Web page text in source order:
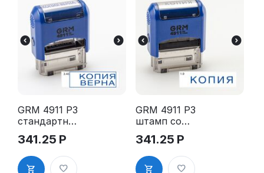
GRM 4911 P3
стандартны
й штамп
«3.45 Копия
верна
(рамка)»
341.25 Р
GRM 4911 P3
штамп со
стандартны
м словом -
"Копия" 1.9"
341.25 Р